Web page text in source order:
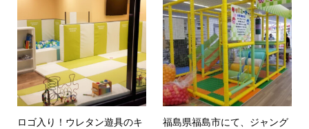
ロゴ入り！ウレタン遊具のキ
福島県福島市にて、ジャング